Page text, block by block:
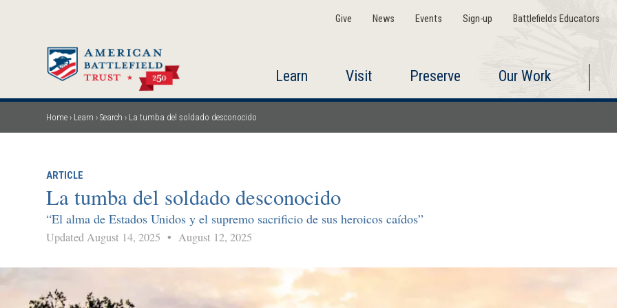
Give News Events Sign-up Battlefields Educators
Learn Visit Preserve Our Work
Breadcrumb
Home Learn Search La tumba del soldado desconocido
ARTICLE
La tumba del soldado desconocido
“El alma de Estados Unidos y el supremo sacrificio de sus heroicos caídos”
Updated August 14, 2025• August 12, 2025